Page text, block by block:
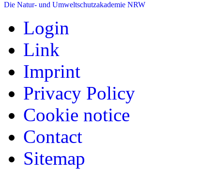
Die Natur- und Umweltschutzakademie NRW
Login
Link
Imprint
Privacy Policy
Cookie notice
Contact
Sitemap